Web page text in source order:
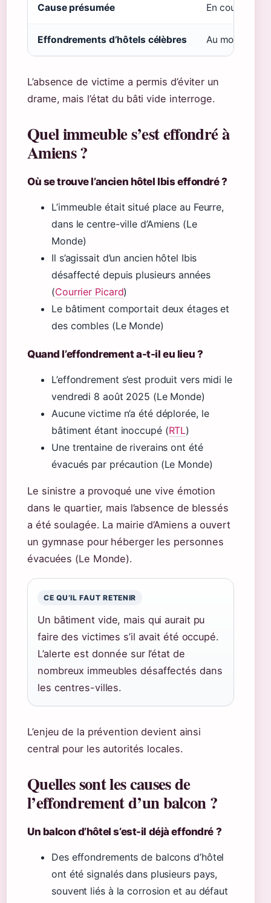
Cause présumée En cours
Effondrements d’hôtels célèbres Au moins 3
L’absence de victime a permis d’éviter un
drame, mais l’état du bâti vide interroge.
Quel immeuble s’est effondré à
Amiens ?
Où se trouve l’ancien hôtel Ibis effondré ?
L’immeuble était situé place au Feurre,
dans le centre-ville d’Amiens (Le
Monde)
Il s’agissait d’un ancien hôtel Ibis
désaffecté depuis plusieurs années
(Courrier Picard)
Le bâtiment comportait deux étages et
des combles (Le Monde)
Quand l’effondrement a-t-il eu lieu ?
L’effondrement s’est produit vers midi le
vendredi 8 août 2025 (Le Monde)
Aucune victime n’a été déplorée, le
bâtiment étant inoccupé (RTL)
Une trentaine de riverains ont été
évacués par précaution (Le Monde)
Le sinistre a provoqué une vive émotion
dans le quartier, mais l’absence de blessés
a été soulagée. La mairie d’Amiens a ouvert
un gymnase pour héberger les personnes
évacuées (Le Monde).
CE QU’IL FAUT RETENIR
Un bâtiment vide, mais qui aurait pu
faire des victimes s’il avait été occupé.
L’alerte est donnée sur l’état de
nombreux immeubles désaffectés dans
les centres-villes.
L’enjeu de la prévention devient ainsi
central pour les autorités locales.
Quelles sont les causes de
l’effondrement d’un balcon ?
Un balcon d’hôtel s’est-il déjà effondré ?
Des effondrements de balcons d’hôtel
ont été signalés dans plusieurs pays,
souvent liés à la corrosion et au défaut